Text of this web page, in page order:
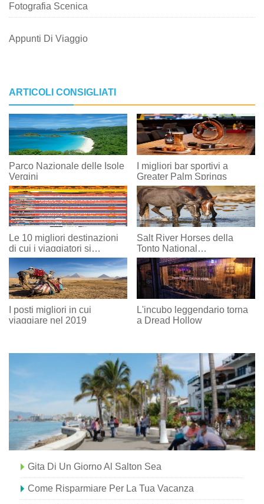
Fotografia Scenica
Appunti Di Viaggio
ARTICOLI CONSIGLIATI
Parco Nazionale delle Isole
Vergini
I migliori bar sportivi a
Greater Palm Springs
Le 10 migliori destinazioni
di cui i viaggiatori si
innamorano
Salt River Horses della
Tonto National
Forest:Phoenix, Arizona
I posti migliori in cui
viaggiare nel 2019
L'incubo leggendario torna
a Dread Hollow
Gita Di Un Giorno Al Salton Sea
Come Risparmiare Per La Tua Vacanza